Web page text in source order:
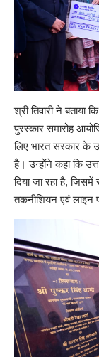
श्री तिवारी ने बताया
पुरस्कार समारोह
लिए भारत सरकार के
है। उन्होंने कहा कि
दिया जा रहा है, जिसमें
तकनीशियन एवं लाइन